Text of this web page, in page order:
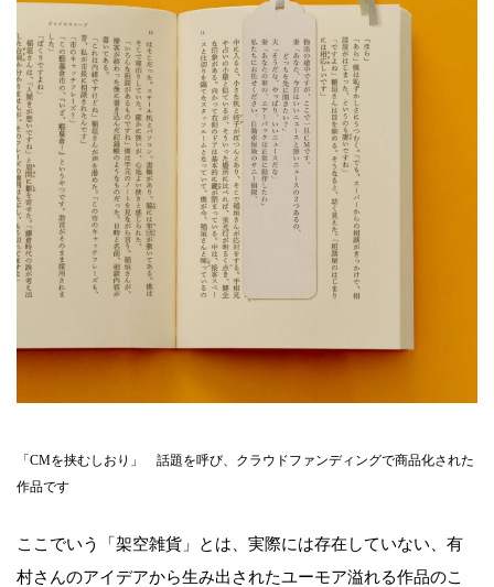
「CMを挟むしおり」 話題を呼び、クラウドファンディングで商品化された
作品です
ここでいう「架空雑貨」とは、実際には存在していない、有
村さんのアイデアから生み出されたユーモア溢れる作品のこ